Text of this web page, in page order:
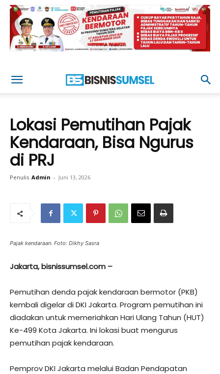
Lokasi Pemutihan Pajak
Kendaraan, Bisa Ngurus
di PRJ
Penulis Admin - Juni 13, 2026
Pajak kendaraan. Foto: Dikhy Sasra
Jakarta, bisnissumsel.com –
Pemutihan denda pajak kendaraan bermotor (PKB)
kembali digelar di DKI Jakarta. Program pemutihan ini
diadakan untuk memeriahkan Hari Ulang Tahun (HUT)
Ke-499 Kota Jakarta. Ini lokasi buat mengurus
pemutihan pajak kendaraan.
Pemprov DKI Jakarta melalui Badan Pendapatan